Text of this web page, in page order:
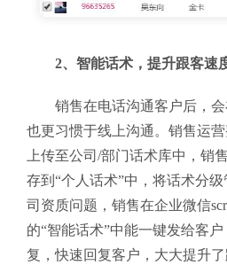
2、智能话术，提升跟客速
销售在电话沟通客户后，
也更习惯于线上沟通。销售运
上传至公司/部门话术库中，销
存到“个人话术”中，将话术分
司资质问题，销售在企业微信
的“智能话术”中能一键发给客
复，快速回复客户，大大提升